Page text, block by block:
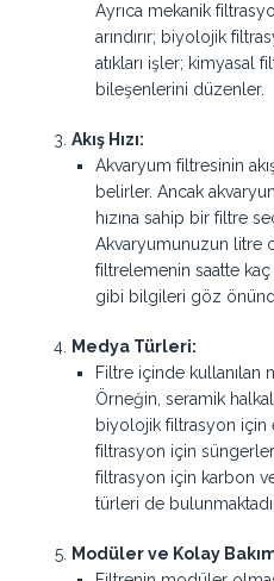
Ayrıca mekanik
arındırır; biyolojik
atıkları işler; kimyasal
bileşenlerini düzenler.
Akış Hızı:
Akvaryum filtresinin
belirler. Ancak
hızına sahip bir filtre
Akvaryumunuzun litre
filtrelemenin saatte
gibi bilgileri göz
Medya Türleri:
Filtre içinde kullanılan
Örneğin, seramik
biyolojik filtrasyon için
filtrasyon için
filtrasyon için karbon
türleri de
Modüler ve Kolay